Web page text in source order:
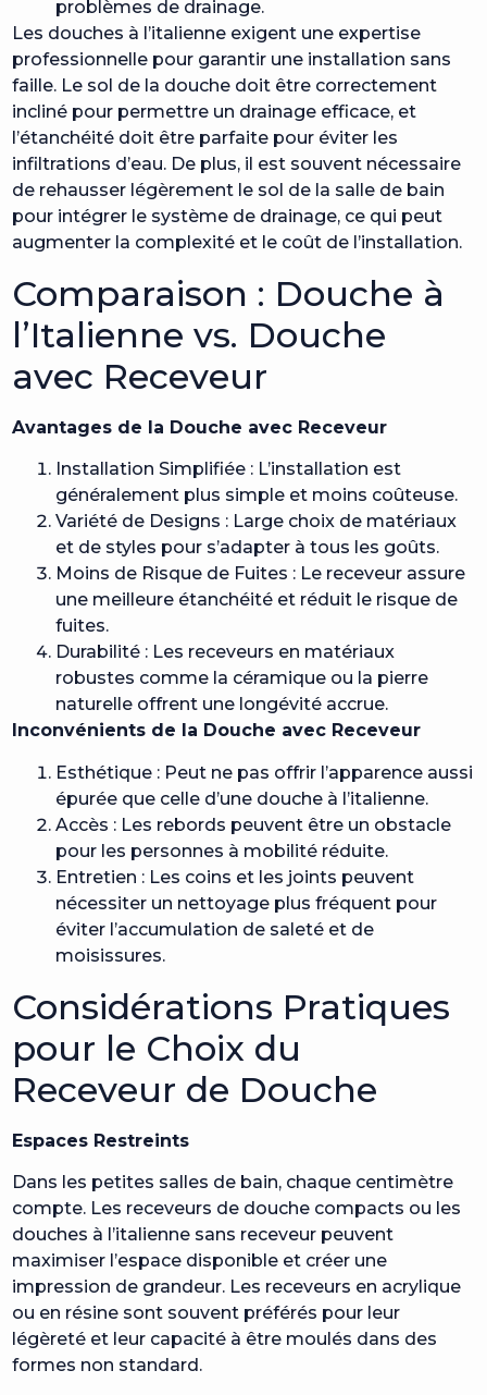
problèmes de drainage.
Les douches à l’italienne exigent une expertise
professionnelle pour garantir une installation sans
faille. Le sol de la douche doit être correctement
incliné pour permettre un drainage efficace, et
l’étanchéité doit être parfaite pour éviter les
infiltrations d’eau. De plus, il est souvent nécessaire
de rehausser légèrement le sol de la salle de bain
pour intégrer le système de drainage, ce qui peut
augmenter la complexité et le coût de l’installation.
Comparaison : Douche à
l’Italienne vs. Douche
avec Receveur
Avantages de la Douche avec Receveur
Installation Simplifiée : L’installation est
généralement plus simple et moins coûteuse.
Variété de Designs : Large choix de matériaux
et de styles pour s’adapter à tous les goûts.
Moins de Risque de Fuites : Le receveur assure
une meilleure étanchéité et réduit le risque de
fuites.
Durabilité : Les receveurs en matériaux
robustes comme la céramique ou la pierre
naturelle offrent une longévité accrue.
Inconvénients de la Douche avec Receveur
Esthétique : Peut ne pas offrir l’apparence aussi
épurée que celle d’une douche à l’italienne.
Accès : Les rebords peuvent être un obstacle
pour les personnes à mobilité réduite.
Entretien : Les coins et les joints peuvent
nécessiter un nettoyage plus fréquent pour
éviter l’accumulation de saleté et de
moisissures.
Considérations Pratiques
pour le Choix du
Receveur de Douche
Espaces Restreints
Dans les petites salles de bain, chaque centimètre
compte. Les receveurs de douche compacts ou les
douches à l’italienne sans receveur peuvent
maximiser l’espace disponible et créer une
impression de grandeur. Les receveurs en acrylique
ou en résine sont souvent préférés pour leur
légèreté et leur capacité à être moulés dans des
formes non standard.